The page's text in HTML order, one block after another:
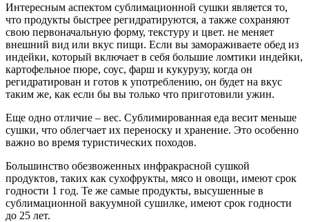
Интересным аспектом сублимационной сушки является то,
что продукты быстрее регидратируются, а также сохраняют
свою первоначальную форму, текстуру и цвет. не меняет
внешний вид или вкус пищи. Если вы замораживаете обед из
индейки, который включает в себя большие ломтики индейки,
картофельное пюре, соус, фарш и кукурузу, когда он
регидратирован и готов к употреблению, он будет на вкус
таким же, как если бы вы только что приготовили ужин.
Еще одно отличие – вес. Сублимированная еда весит меньше
сушки, что облегчает их переноску и хранение. Это особенно
важно во время туристических походов.
Большинство обезвоженных инфракрасной сушкой
продуктов, таких как сухофрукты, мясо и овощи, имеют срок
годности 1 год. Те же самые продукты, высушенные в
сублимационной вакуумной сушилке, имеют срок годности
до 25 лет.